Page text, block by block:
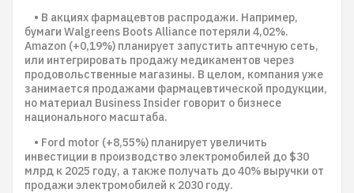
• В акциях фармацевтов распродажи. Например,
бумаги Walgreens Boots Alliance потеряли 4,02%.
Amazon (+0,19%) планирует запустить аптечную сеть,
или интегрировать продажу медикаментов через
продовольственные магазины. В целом, компания уже
занимается продажами фармацевтической продукции,
но материал Business Insider говорит о бизнесе
национального масштаба.
• Ford motor (+8,55%) планирует увеличить
инвестиции в производство электромобилей до $30
млрд к 2025 году, а также получать до 40% выручки от
продажи электромобилей к 2030 году.